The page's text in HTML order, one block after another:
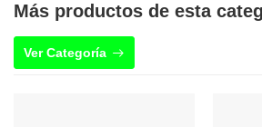
Más productos de esta
Ver Categoría